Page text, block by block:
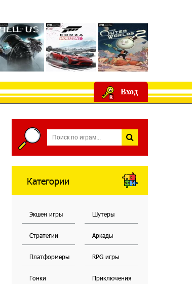
Вход
Категории
Экшен игры Шутеры
Стратегии Аркады
Платформеры RPG игры
Гонки Приключения